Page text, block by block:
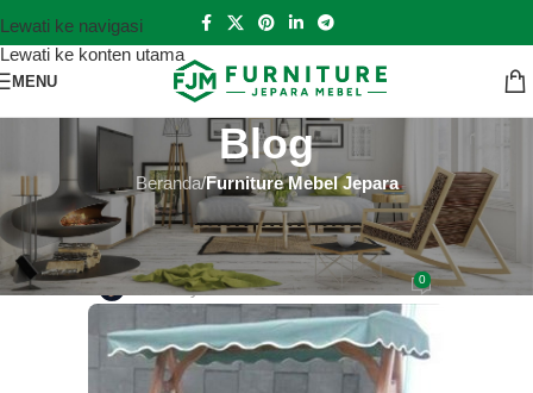
Lewati ke navigasi
Lewati ke konten utama
MENU
Blog
Beranda/Furniture Mebel Jepara
FURNITURE MEBEL JEPARA
Jual Kursi Tamu Kayu Termurah
Hutankayu FurnitureAktif 2019-04-29 0